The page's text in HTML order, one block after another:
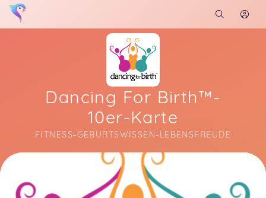
Dancing For Birth™-
10er-Karte
FITNESS-GEBURTSWISSEN-LEBENSFREUDE
Soon you will learn more about me here...